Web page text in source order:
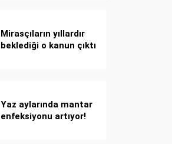
Mirasçıların yıllardır
beklediği o kanun çıktı
Yaz aylarında mantar
enfeksiyonu artıyor!